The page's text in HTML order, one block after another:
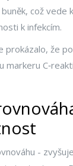
což vede
k infekcím.
prokázalo, že
markeru
-